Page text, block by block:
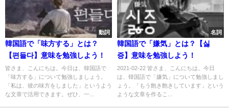
動詞
韓国語で「味方する」とは？
【편들다】意味を勉強しよう！
皆さま、こんにちは。今日は、韓国語で
「味方する」について勉強しましょう。
「私は、彼の味方をしました」というよう
な文章で活用できます。ぜひ、一...
名詞
韓国語で「嫌気」とは？【싫
증】意味を勉強しよう！
2021-02-22 皆さま、こんにちは。今日
は、韓国語で「嫌気」について勉強しまし
ょう。「もう飽き飽きしています」という
ような文章を作るこ...